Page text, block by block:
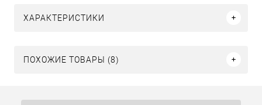
ХАРАКТЕРИСТИКИ
ПОХОЖИЕ ТОВАРЫ (8)